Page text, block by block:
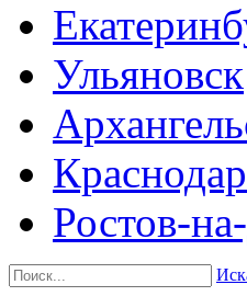
Ульяновск
Ростов-